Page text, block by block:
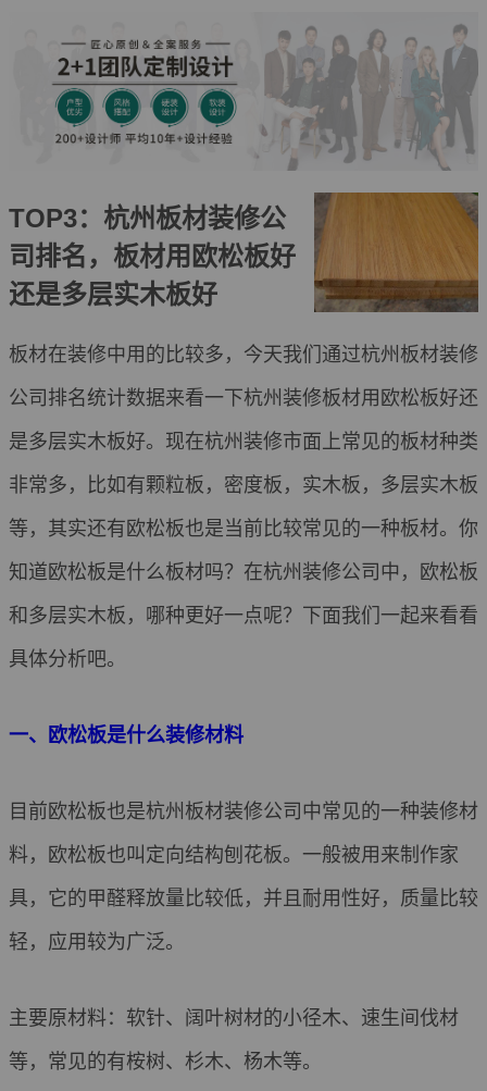
TOP3：杭州板材装修公
司排名，板材用欧松板好
还是多层实木板好
板材在装修中用的比较多，今天我们通过杭州板材装修
公司排名统计数据来看一下杭州装修板材用欧松板好还
是多层实木板好。现在杭州装修市面上常见的板材种类
非常多，比如有颗粒板，密度板，实木板，多层实木板
等，其实还有欧松板也是当前比较常见的一种板材。你
知道欧松板是什么板材吗？在杭州装修公司中，欧松板
和多层实木板，哪种更好一点呢？下面我们一起来看看
具体分析吧。
一、欧松板是什么装修材料
目前欧松板也是杭州板材装修公司中常见的一种装修材
料，欧松板也叫定向结构刨花板。一般被用来制作家
具，它的甲醛释放量比较低，并且耐用性好，质量比较
轻，应用较为广泛。
主要原材料：软针、阔叶树材的小径木、速生间伐材
等，常见的有桉树、杉木、杨木等。